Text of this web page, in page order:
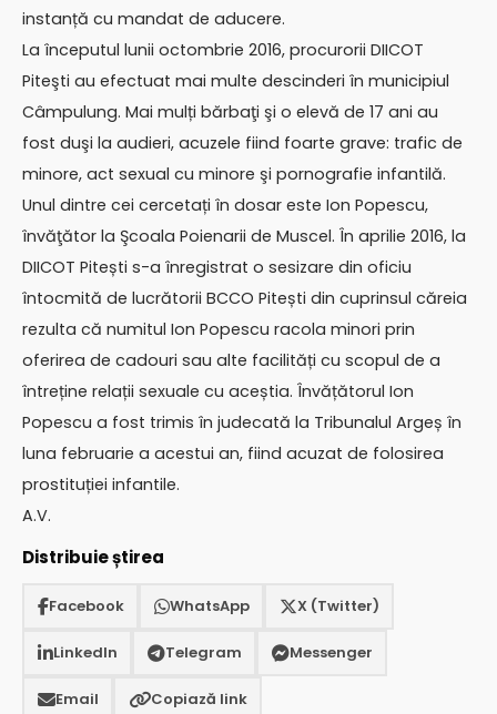
instanță cu mandat de aducere.
La începutul lunii octombrie 2016, procurorii DIICOT
Piteşti au efectuat mai multe descinderi în municipiul
Câmpulung. Mai mulți bărbaţi şi o elevă de 17 ani au
fost duşi la audieri, acuzele fiind foarte grave: trafic de
minore, act sexual cu minore şi pornografie infantilă.
Unul dintre cei cercetați în dosar este Ion Popescu,
învăţător la Şcoala Poienarii de Muscel. În aprilie 2016, la
DIICOT Pitești s-a înregistrat o sesizare din oficiu
întocmită de lucrătorii BCCO Pitești din cuprinsul căreia
rezulta că numitul Ion Popescu racola minori prin
oferirea de cadouri sau alte facilități cu scopul de a
întreține relații sexuale cu aceștia. Învățătorul Ion
Popescu a fost trimis în judecată la Tribunalul Argeș în
luna februarie a acestui an, fiind acuzat de folosirea
prostituției infantile.
A.V.
Distribuie știrea
Facebook WhatsApp X (Twitter)
LinkedIn Telegram Messenger
Email Copiază link